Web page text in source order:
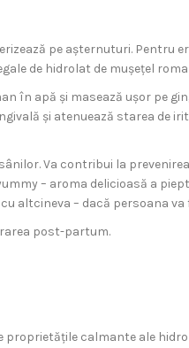
pe așternuturi.
de hidrolat de mușețel
în apă și masează ușor pe
și atenuează starea
Va contribui la
– aroma delicioasă a
altcineva – dacă persoana
post-partum.
proprietățile calmante ale